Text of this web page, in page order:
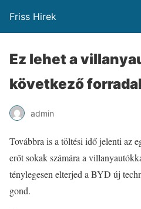
Friss Hirek
Ez lehet a
következő
admin
Továbbra is a töltési idő jelenti az
erőt sokak számára a
ténylegesen elterjed a BYD új
gond.